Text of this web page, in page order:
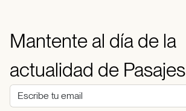
Mantente al día de la
actualidad de Pasajes